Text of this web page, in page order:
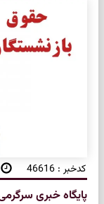
کدخبر : 46616
پایگاه خبری